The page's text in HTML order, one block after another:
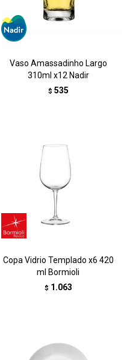
Vaso Amassadinho Largo
310ml x12 Nadir
$ 535
Copa Vidrio Templado x6 420
ml Bormioli
$ 1.063